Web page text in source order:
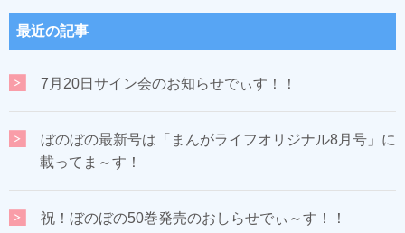
最近の記事
7月20日サイン会のお知らせでぃす！！
ぼのぼの最新号は「まんがライフオリジナル8月号」に
載ってま～す！
祝！ぼのぼの50巻発売のおしらせでぃ～す！！